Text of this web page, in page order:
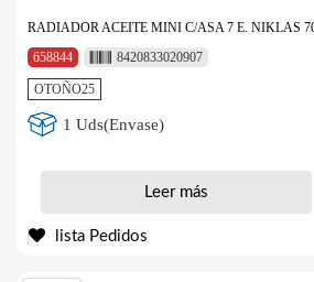
RADIADOR ACEITE MINI C/ASA 7 E. NIKLAS
658844
8420833020907
OTOÑO25
1 Uds(Envase)
Leer más
lista Pedidos